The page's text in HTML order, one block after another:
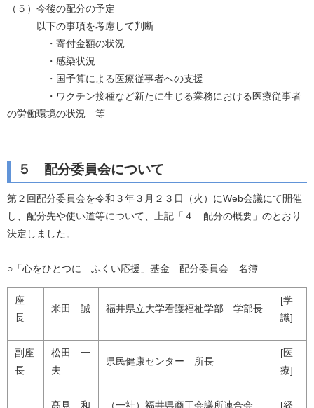
（５）今後の配分の予定
以下の事項を考慮して判断
・寄付金額の状況
・感染状況
・国予算による医療従事者への支援
・ワクチン接種など新たに生じる業務における医療従事者
の労働環境の状況 等
５ 配分委員会について
第２回配分委員会を令和３年３月２３日（火）にWeb会議にて開催
し、配分先や使い道等について、上記「４ 配分の概要」のとおり
決定しました。
○「心をひとつに ふくい応援」基金 配分委員会 名簿
座
長
米田 誠 福井県立大学看護福祉学部 学部長
[学
識]
副座
長
松田 一
夫
県民健康センター 所長
[医
療]
髙見 和 （一社）福井県商工会議所連合会 [経